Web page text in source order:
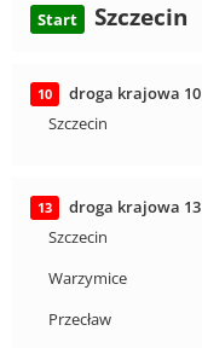
Start Szczecin
10
droga krajowa 10
Szczecin
13
droga krajowa 13
Szczecin
Warzymice
Przecław